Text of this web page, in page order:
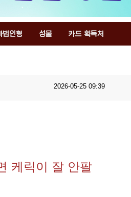
법인형 성물 카드 획득처
2026-05-25 09:39
케릭이 잘 안팔